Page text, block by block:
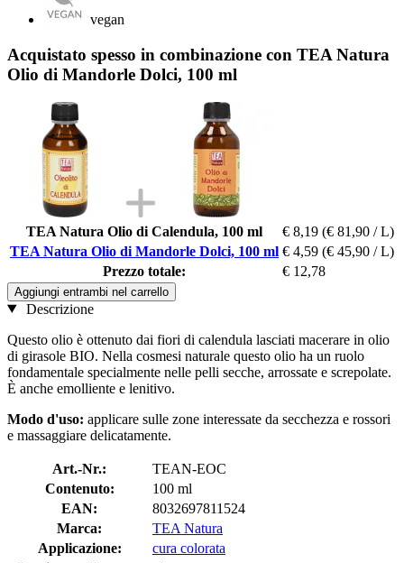
vegan
Acquistato spesso in combinazione con TEA Natura
Olio di Mandorle Dolci, 100 ml
TEA Natura Olio di Calendula, 100 ml € 8,19 (€ 81,90 / L)
TEA Natura Olio di Mandorle Dolci, 100 ml € 4,59 (€ 45,90 / L)
Prezzo totale:
€ 12,78
Aggiungi entrambi nel carrello
Descrizione
Questo olio è ottenuto dai fiori di calendula lasciati macerare in olio
di girasole BIO. Nella cosmesi naturale questo olio ha un ruolo
fondamentale specialmente nelle pelli secche, arrossate e screpolate.
È anche emolliente e lenitivo.
Modo d'uso: applicare sulle zone interessate da secchezza e rossori
e massaggiare delicatamente.
Art.-Nr.:
TEAN-EOC
Contenuto:
100 ml
EAN:
8032697811524
Marca:
TEA Natura
Applicazione:
cura colorata